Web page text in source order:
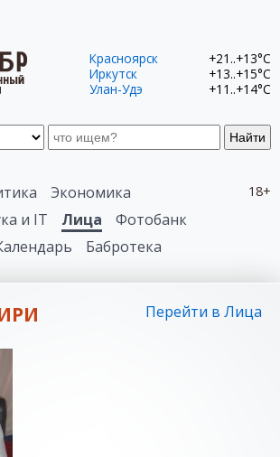
Найти
Красноярск
+21..+13°C
Иркутск
+13..+15°C
Улан-Удэ
+11..+14°C
18+
Экономика
и IT Лица
Фотобанк
Бабротека
Перейти в Лица